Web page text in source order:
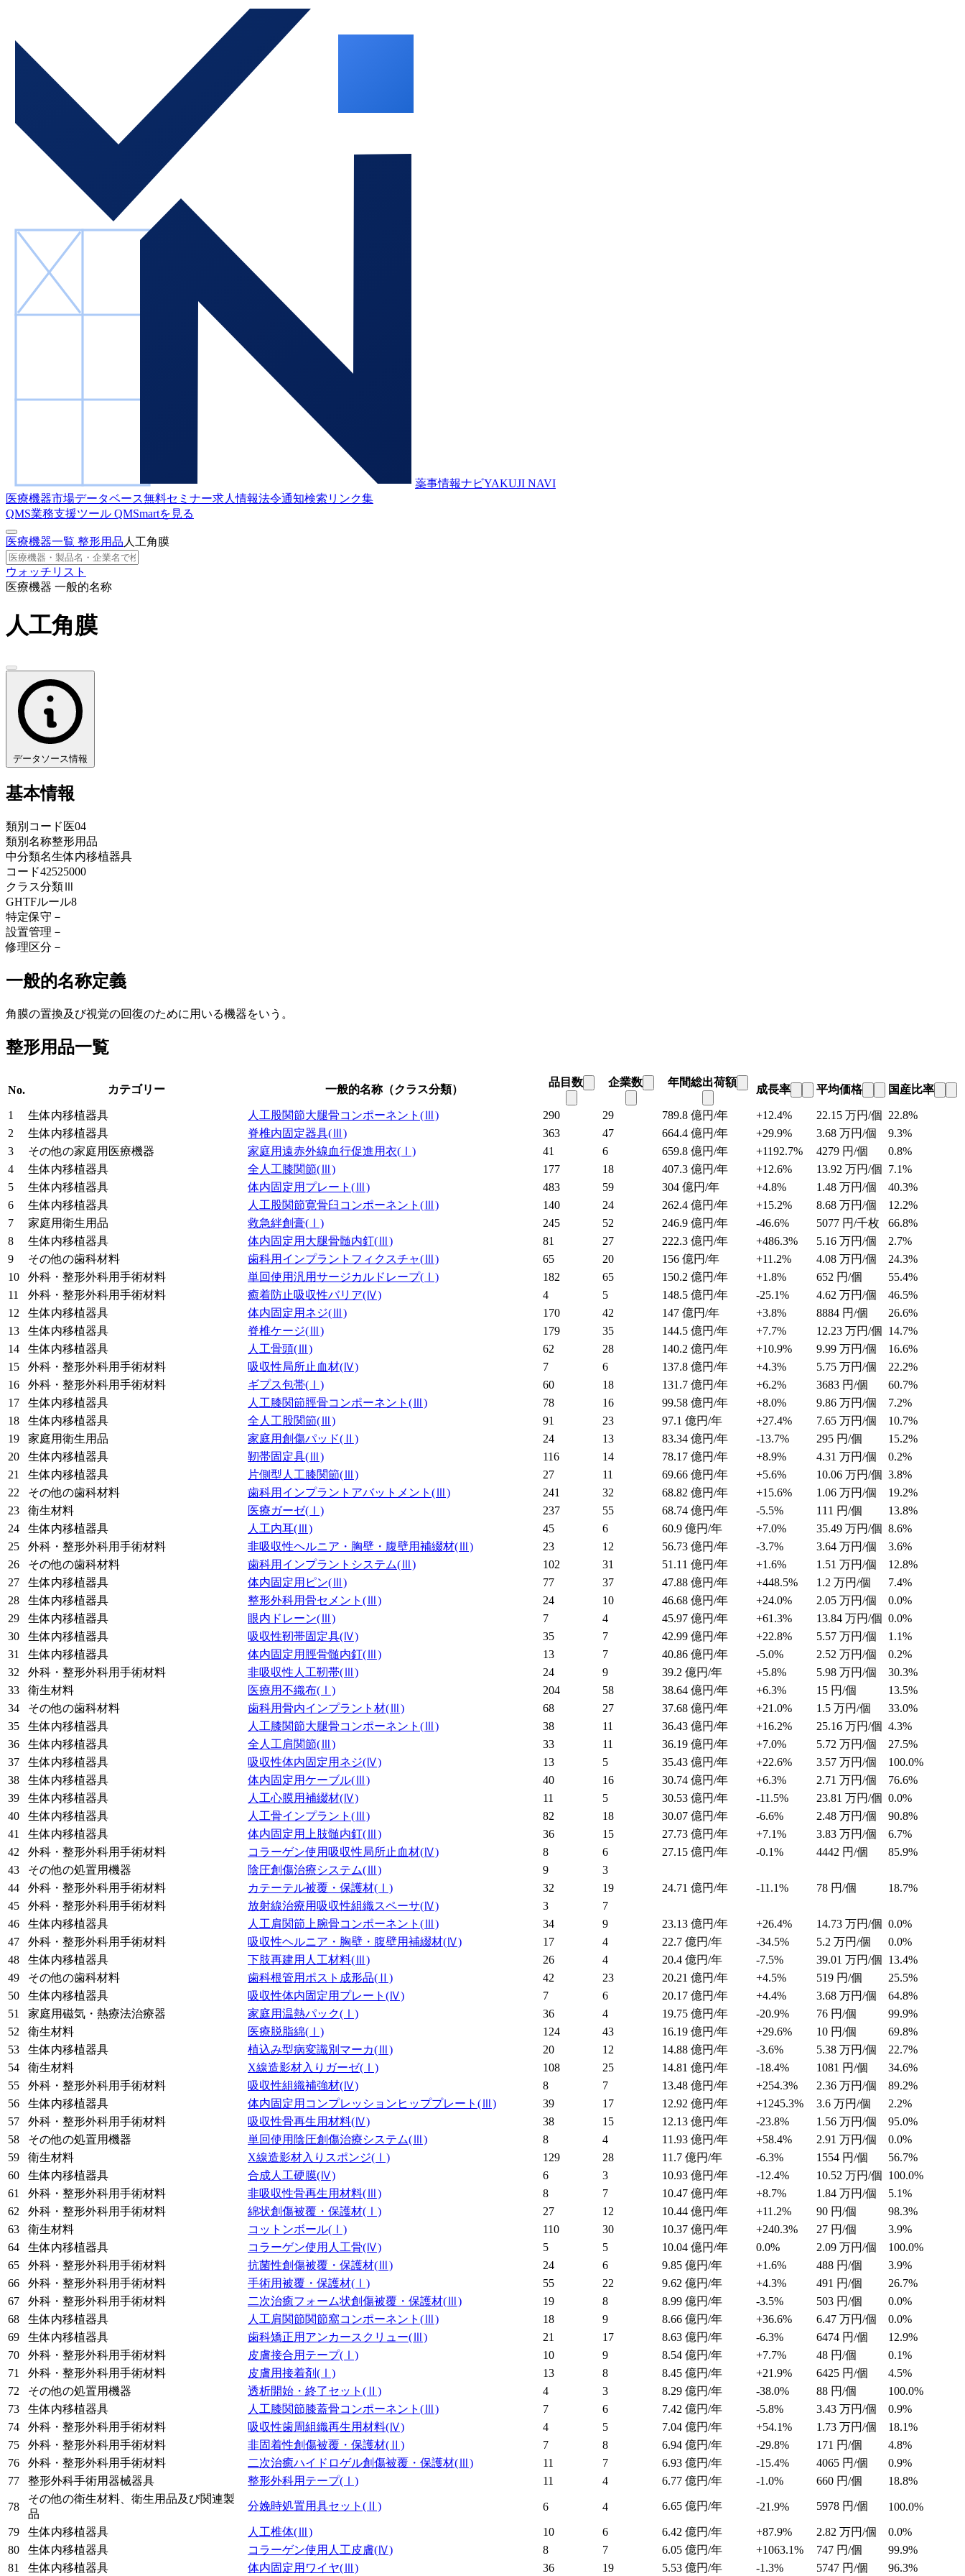
薬事情報ナビYAKUJI NAVI
医療機器市場データベース無料セミナー求人情報法令通知検索 リンク集
QMS業務支援ツール QMSmartを見る
医療機器一覧 整形用品 人工角膜
ウォッチリスト
医療機器 一般的名称
人工角膜
データソース情報
基本情報
類別コード 医04
類別名称整形用品
中分類名生体内移植器具
コード42525000
クラス分類Ⅲ
GHTFルール8
特定保守 －
設置管理 －
修理区分 －
一般的名称定義
角膜の置換及び視覚の回復のために用いる機器をいう。
整形用品一覧
No. カテゴリー 一般的名称（クラス分類）
品目数 企業数 年間総出荷額
成長率 平均価格 国産比率
1 生体内移植器具 人工股関節大腿骨コンポーネント (Ⅲ) 290 29 789.8 億円/年 +12.4% 22.15 万円/個 22.8%
2
生体内移植器具 脊椎内固定器具(Ⅲ) 363 47 664.4 億円/年 +29.9% 3.68 万円/個
9.3%
3
その他の家庭用医療機器 家庭用遠赤外線血行促進用衣(Ⅰ) 41 6 659.8 億円/年 +1192.7% 4279 円/個
0.8%
4
生体内移植器具 全人工膝関節(Ⅲ) 177 18 407.3 億円/年 +12.6% 13.92 万円/個 7.1%
5
生体内移植器具 体内固定用プレート (Ⅲ) 483 59 304 億円/年 +4.8% 1.48 万円/個
40.3%
6
生体内移植器具 人工股関節寛骨臼コンポーネント (Ⅲ) 140 24 262.4 億円/年 +15.2% 8.68 万円/個
12.2%
7
家庭用衛生用品 救急絆創膏(Ⅰ) 245 52 246.9 億円/年 -46.6% 5077 円/千枚
66.8%
8
生体内移植器具 体内固定用大腿骨髄内釘(Ⅲ) 81 27 222.3 億円/年 +486.3% 5.16 万円/個
2.7%
9
その他の歯科材料 歯科用インプラントフィクスチャ(Ⅲ) 65 20 156 億円/年 +11.2% 4.08 万円/個
24.3%
10
外科・整形外科用手術材料 単回使用汎用サージカルドレープ(Ⅰ) 182 65 150.2 億円/年 +1.8% 652 円/個
55.4%
11
外科・整形外科用手術材料 癒着防止吸収性バリア(Ⅳ) 4 5 148.5 億円/年 -25.1% 4.62 万円/個
46.5%
12
生体内移植器具 体内固定用ネジ(Ⅲ) 170 42 147 億円/年 +3.8% 8884 円/個
26.6%
13
生体内移植器具 脊椎ケージ(Ⅲ) 179 35 144.5 億円/年 +7.7% 12.23 万円/個 14.7%
14
生体内移植器具 人工骨頭(Ⅲ) 62 28 140.2 億円/年 +10.9% 9.99 万円/個
16.6%
15
外科・整形外科用手術材料 吸収性局所止血材(Ⅳ) 7 6 137.8 億円/年 +4.3% 5.75 万円/個
22.2%
16
外科・整形外科用手術材料 ギプス包帯(Ⅰ) 60 18 131.7 億円/年 +6.2% 3683 円/個
60.7%
17
生体内移植器具 人工膝関節脛骨コンポーネント (Ⅲ) 78 16 99.58 億円/年 +8.0% 9.86 万円/個
7.2%
18
生体内移植器具 全人工股関節(Ⅲ) 91 23 97.1 億円/年 +27.4% 7.65 万円/個
10.7%
19
家庭用衛生用品 家庭用創傷パッド(Ⅱ) 24 13 83.34 億円/年 -13.7% 295 円/個
15.2%
20
生体内移植器具 靭帯固定具(Ⅲ) 116 14 78.17 億円/年 +8.9% 4.31 万円/個
0.2%
21
生体内移植器具 片側型人工膝関節(Ⅲ) 27 11 69.66 億円/年 +5.6% 10.06 万円/個 3.8%
22
その他の歯科材料 歯科用インプラントアバットメント (Ⅲ) 241 32 68.82 億円/年 +15.6% 1.06 万円/個
19.2%
23
衛生材料 医療ガーゼ(Ⅰ) 237 55 68.74 億円/年 -5.5% 111 円/個
13.8%
24
生体内移植器具 人工内耳(Ⅲ) 45 6 60.9 億円/年 +7.0% 35.49 万円/個 8.6%
25
外科・整形外科用手術材料 非吸収性ヘルニア・胸壁・腹壁用補綴材(Ⅲ) 23 12 56.73 億円/年 -3.7% 3.64 万円/個
3.6%
26
その他の歯科材料 歯科用インプラントシステム(Ⅲ) 102 31 51.11 億円/年 +1.6% 1.51 万円/個
12.8%
27
生体内移植器具 体内固定用ピン(Ⅲ) 77 37 47.88 億円/年 +448.5% 1.2 万円/個
7.4%
28
生体内移植器具 整形外科用骨セメント (Ⅲ) 24 10 46.68 億円/年 +24.0% 2.05 万円/個
0.0%
29
生体内移植器具 眼内ドレーン(Ⅲ) 7 4 45.97 億円/年 +61.3% 13.84 万円/個 0.0%
30
生体内移植器具 吸収性靭帯固定具(Ⅳ) 35 7 42.99 億円/年 +22.8% 5.57 万円/個
1.1%
31
生体内移植器具 体内固定用脛骨髄内釘(Ⅲ) 13 7 40.86 億円/年 -5.0% 2.52 万円/個
0.2%
32
外科・整形外科用手術材料 非吸収性人工靭帯(Ⅲ) 24 9 39.2 億円/年 +5.8% 5.98 万円/個
30.3%
33
衛生材料 医療用不織布(Ⅰ) 204 58 38.64 億円/年 +6.3% 15 円/個
13.5%
34
その他の歯科材料 歯科用骨内インプラント材(Ⅲ) 68 27 37.68 億円/年 +21.0% 1.5 万円/個
33.0%
35
生体内移植器具 人工膝関節大腿骨コンポーネント (Ⅲ) 38 11 36.43 億円/年 +16.2% 25.16 万円/個 4.3%
36
生体内移植器具 全人工肩関節(Ⅲ) 33 11 36.19 億円/年 +7.0% 5.72 万円/個
27.5%
37
生体内移植器具 吸収性体内固定用ネジ(Ⅳ) 13 5 35.43 億円/年 +22.6% 3.57 万円/個
100.0%
38
生体内移植器具 体内固定用ケーブル(Ⅲ) 40 16 30.74 億円/年 +6.3% 2.71 万円/個
76.6%
39
生体内移植器具 人工心膜用補綴材(Ⅳ) 11 5 30.53 億円/年 -11.5% 23.81 万円/個 0.0%
40
生体内移植器具 人工骨インプラント (Ⅲ) 82 18 30.07 億円/年 -6.6% 2.48 万円/個
90.8%
41
生体内移植器具 体内固定用上肢髄内釘(Ⅲ) 36 15 27.73 億円/年 +7.1% 3.83 万円/個
6.7%
42
外科・整形外科用手術材料 コラーゲン使用吸収性局所止血材(Ⅳ) 8 6 27.15 億円/年 -0.1% 4442 円/個
85.9%
43
その他の処置用機器 陰圧創傷治療システム(Ⅲ) 9
3
44
外科・整形外科用手術材料 カテーテル被覆・保護材(Ⅰ) 32 19 24.71 億円/年 -11.1% 78 円/個
18.7%
45
外科・整形外科用手術材料 放射線治療用吸収性組織スペーサ(Ⅳ) 3
7
46
生体内移植器具 人工肩関節上腕骨コンポーネント (Ⅲ) 34 9 23.13 億円/年 +26.4% 14.73 万円/個 0.0%
47
外科・整形外科用手術材料 吸収性ヘルニア・胸壁・腹壁用補綴材(Ⅳ) 17 4 22.7 億円/年 -34.5% 5.2 万円/個
0.0%
48
生体内移植器具 下肢再建用人工材料(Ⅲ) 26 4 20.4 億円/年 -7.5% 39.01 万円/個 13.4%
49
その他の歯科材料 歯科根管用ポスト成形品(Ⅱ) 42 23 20.21 億円/年 +4.5% 519 円/個
25.5%
50
生体内移植器具 吸収性体内固定用プレート (Ⅳ) 7 6 20.17 億円/年 +4.4% 3.68 万円/個
64.8%
51
家庭用磁気・熱療法治療器 家庭用温熱パック(Ⅰ) 36 4 19.75 億円/年 -20.9% 76 円/個
99.9%
52
衛生材料 医療脱脂綿(Ⅰ) 124 43 16.19 億円/年 +29.6% 10 円/個
69.8%
53
生体内移植器具 植込み型病変識別マーカ(Ⅲ) 20 12 14.88 億円/年 -3.6% 5.38 万円/個
22.7%
54
衛生材料 X線造影材入りガーゼ(Ⅰ) 108 25 14.81 億円/年 -18.4% 1081 円/個
34.6%
55
外科・整形外科用手術材料 吸収性組織補強材(Ⅳ) 8 7 13.48 億円/年 +254.3% 2.36 万円/個
89.2%
56
生体内移植器具 体内固定用コンプレッションヒッププレート (Ⅲ) 39 17 12.92 億円/年 +1245.3% 3.6 万円/個
2.2%
57
外科・整形外科用手術材料 吸収性骨再生用材料(Ⅳ) 38 15 12.13 億円/年 -23.8% 1.56 万円/個
95.0%
58
その他の処置用機器 単回使用陰圧創傷治療システム(Ⅲ) 8 4 11.93 億円/年 +58.4% 2.91 万円/個
0.0%
59
衛生材料 X線造影材入りスポンジ(Ⅰ) 129 28 11.7 億円/年 -6.3% 1554 円/個
56.7%
60
生体内移植器具 合成人工硬膜(Ⅳ) 6 3 10.93 億円/年 -12.4% 10.52 万円/個 100.0%
61
外科・整形外科用手術材料 非吸収性骨再生用材料(Ⅲ) 8 7 10.47 億円/年 +8.7% 1.84 万円/個
5.1%
62
外科・整形外科用手術材料 綿状創傷被覆・保護材(Ⅰ) 27 12 10.44 億円/年 +11.2% 90 円/個
98.3%
63
衛生材料 コットンボール(Ⅰ) 110 30 10.37 億円/年 +240.3% 27 円/個
3.9%
64
生体内移植器具 コラーゲン使用人工骨(Ⅳ) 5 5 10.04 億円/年 0.0% 2.09 万円/個
100.0%
65
外科・整形外科用手術材料 抗菌性創傷被覆・保護材(Ⅲ) 24 6 9.85 億円/年 +1.6% 488 円/個
3.9%
66
外科・整形外科用手術材料 手術用被覆・保護材(Ⅰ) 55 22 9.62 億円/年 +4.3% 491 円/個
26.7%
67
外科・整形外科用手術材料 二次治癒フォーム状創傷被覆・保護材(Ⅲ) 19 8 8.99 億円/年 -3.5% 503 円/個
0.0%
68
生体内移植器具 人工肩関節関節窩コンポーネント (Ⅲ) 18 9 8.66 億円/年 +36.6% 6.47 万円/個
0.0%
69
生体内移植器具 歯科矯正用アンカースクリュー(Ⅲ) 21 17 8.63 億円/年 -6.3% 6474 円/個
12.9%
70
外科・整形外科用手術材料 皮膚接合用テープ(Ⅰ) 10 9 8.54 億円/年 +7.7% 48 円/個
0.1%
71
外科・整形外科用手術材料 皮膚用接着剤(Ⅰ) 13 8 8.45 億円/年 +21.9% 6425 円/個
4.5%
72
その他の処置用機器 透析開始・終了セット (Ⅱ) 4 3 8.29 億円/年 -38.0% 88 円/個
100.0%
73
生体内移植器具 人工膝関節膝蓋骨コンポーネント (Ⅲ) 7 6 7.42 億円/年 -5.8% 3.43 万円/個
0.9%
74
外科・整形外科用手術材料 吸収性歯周組織再生用材料(Ⅳ) 4 5 7.04 億円/年 +54.1% 1.73 万円/個
18.1%
75
外科・整形外科用手術材料 非固着性創傷被覆・保護材(Ⅱ) 7 8 6.94 億円/年 -29.8% 171 円/個
4.8%
76
外科・整形外科用手術材料 二次治癒ハイドロゲル創傷被覆・保護材(Ⅲ) 11 7 6.93 億円/年 -15.4% 4065 円/個
0.9%
77
整形外科手術用器械器具 整形外科用テープ(Ⅰ) 11 4 6.77 億円/年 -1.0% 660 円/個 18.8%
78
その他の衛生材料、衛生用品及び関連製
品
分娩時処置用具セット (Ⅱ) 6 4 6.65 億円/年 -21.9% 5978 円/個 100.0%
79 生体内移植器具 人工椎体(Ⅲ) 10 6 6.42 億円/年 +87.9% 2.82 万円/個
0.0%
80
生体内移植器具 コラーゲン使用人工皮膚(Ⅳ) 8 7 6.05 億円/年 +1063.1% 747 円/個
99.9%
81
生体内移植器具 体内固定用ワイヤ(Ⅲ) 36 19 5.53 億円/年 -1.3% 5747 円/個 96.3%